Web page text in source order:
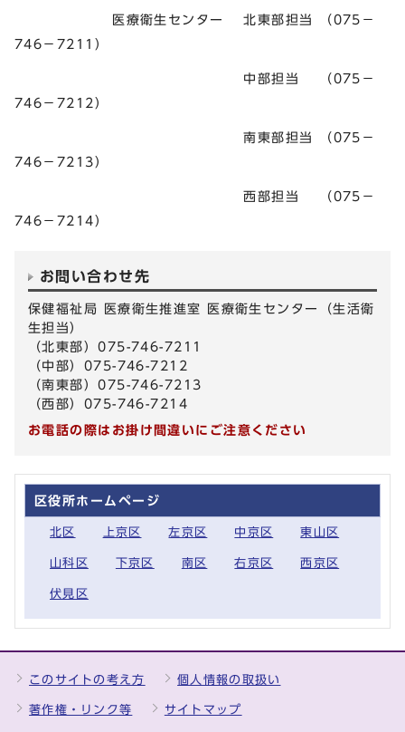
医療衛生センター 北東部担当 （075－
746－7211）
中部担当 （075－
746－7212）
南東部担当 （075－
746－7213）
西部担当 （075－
746－7214）
お問い合わせ先
保健福祉局 医療衛生推進室 医療衛生センター（生活衛
生担当）
（北東部）075-746-7211
（中部）075-746-7212
（南東部）075-746-7213
（西部）075-746-7214
お電話の際はお掛け間違いにご注意ください
区役所ホームページ
北区 上京区 左京区 中京区 東山区
山科区 下京区 南区 右京区 西京区
伏見区
このサイトの考え方 個人情報の取扱い
著作権・リンク等 サイトマップ